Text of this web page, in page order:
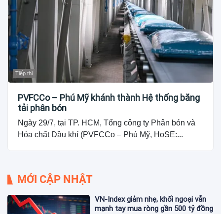
Tiếp thị
PVFCCo – Phú Mỹ khánh thành Hệ thống băng
tải phân bón
Ngày 29/7, tại TP. HCM, Tổng công ty Phân bón và
Hóa chất Dầu khí (PVFCCo – Phú Mỹ, HoSE:...
MỚI CẬP NHẬT
VN-Index giảm nhẹ, khối ngoại vẫn
mạnh tay mua ròng gần 500 tỷ đồng